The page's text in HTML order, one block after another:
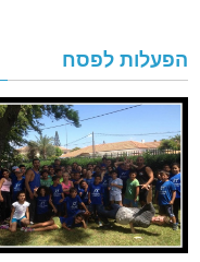
הפעלות לפסח